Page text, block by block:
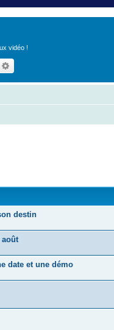
vidéo !
destin
août
date et une démo